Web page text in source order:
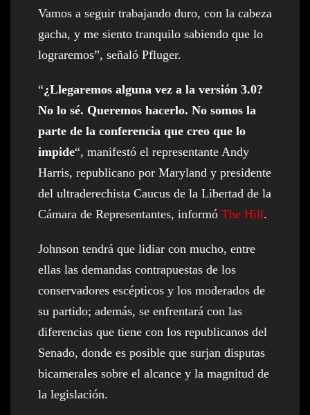
Vamos a seguir trabajando duro, con la cabeza
gacha, y me siento tranquilo sabiendo que lo
lograremos”, señaló Pfluger.
“¿Llegaremos alguna vez a la versión 3.0?
No lo sé. Queremos hacerlo. No somos la
parte de la conferencia que creo que lo
impide“, manifestó el representante Andy
Harris, republicano por Maryland y presidente
del ultraderechista Caucus de la Libertad de la
Cámara de Representantes, informó The Hill.
Johnson tendrá que lidiar con mucho, entre
ellas las demandas contrapuestas de los
conservadores escépticos y los moderados de
su partido; además, se enfrentará con las
diferencias que tiene con los republicanos del
Senado, donde es posible que surjan disputas
bicamerales sobre el alcance y la magnitud de
la legislación.